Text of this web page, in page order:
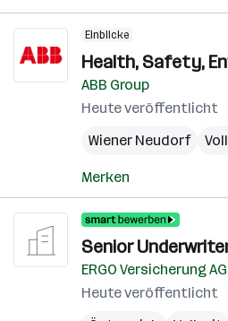
Einblicke
Health, Safety,
ABB Group
Heute veröffentlicht
Wiener Neudorf
Merken
Senior
ERGO Versicherung
Heute veröffentlicht